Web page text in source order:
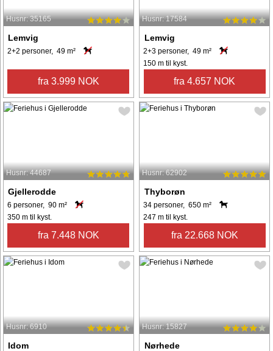
Husnr: 35165
Lemvig
2+2 personer, 49 m²
fra 3.999 NOK
Husnr: 17584
Lemvig
2+3 personer, 49 m²
150 m til kyst.
fra 4.657 NOK
Husnr: 44687
Gjellerodde
6 personer, 90 m²
350 m til kyst.
fra 7.448 NOK
Husnr: 62902
Thyborøn
34 personer, 650 m²
247 m til kyst.
fra 22.668 NOK
Husnr: 6910
Idom
Husnr: 15827
Nørhede